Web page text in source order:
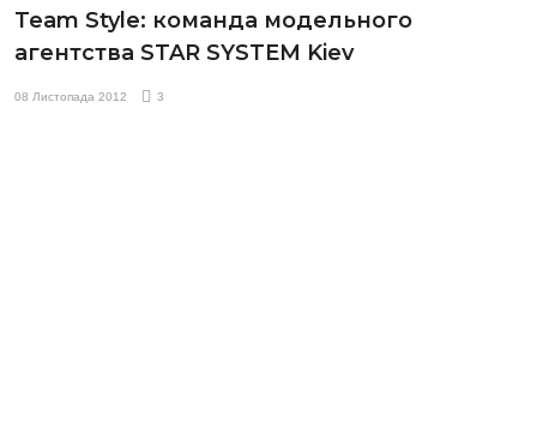
Team Style: команда модельного
агентства STAR SYSTEM Kiev
08 Листопада 2012 3